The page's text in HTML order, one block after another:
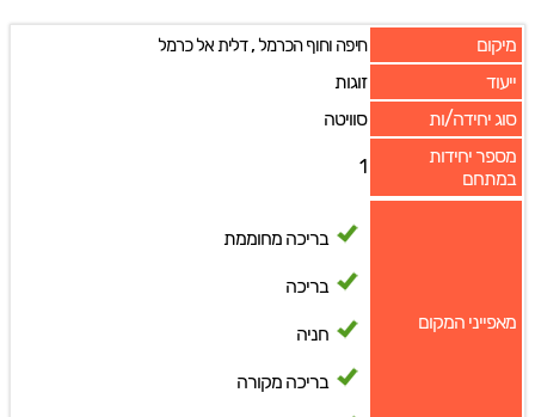
מיקום חיפה וחוף הכרמל,דלית אל כרמל
ייעוד
זוגות
סוג יחידה/ות
סוויטה
מספר יחידות
במתחם
1
מאפייני המקום
בריכה מחוממת
בריכה
חניה
בריכה מקורה